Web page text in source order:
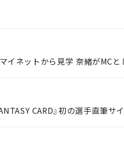
イネットから見学 奈緒がMCと